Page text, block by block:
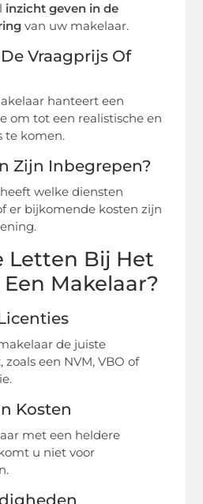
inzicht geven in de
van uw makelaar.
Vraagprijs Of
hanteert een
om tot een realistische en
te komen.
Zijn Inbegrepen?
welke diensten
er bijkomende kosten zijn
Letten Bij Het
Makelaar?
de juiste
een NVM, VBO of
Kosten
met een heldere
u niet voor